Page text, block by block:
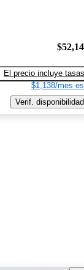
El precio incluye tasas
$1,138/mes
Verif. disponibilidad